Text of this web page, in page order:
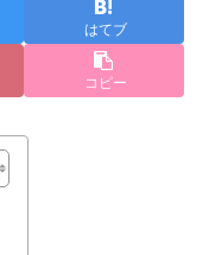
はてブ
コピー